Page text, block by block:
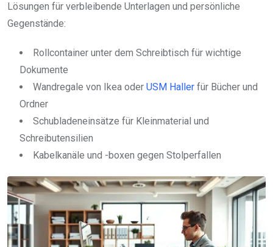
Lösungen für verbleibende Unterlagen und persönliche
Gegenstände:
Rollcontainer unter dem Schreibtisch für wichtige
Dokumente
Wandregale von Ikea oder USM Haller für Bücher und
Ordner
Schubladeneinsätze für Kleinmaterial und
Schreibutensilien
Kabelkanäle und -boxen gegen Stolperfallen